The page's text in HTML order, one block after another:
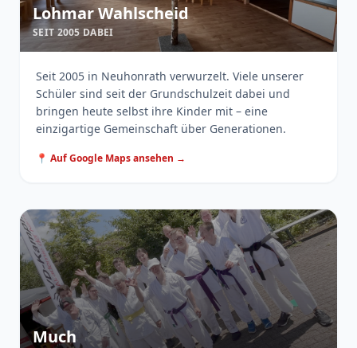
Lohmar Wahlscheid
SEIT 2005 DABEI
Seit 2005 in Neuhonrath verwurzelt. Viele unserer
Schüler sind seit der Grundschulzeit dabei und
bringen heute selbst ihre Kinder mit – eine
einzigartige Gemeinschaft über Generationen.
📍 Auf Google Maps ansehen →
Much